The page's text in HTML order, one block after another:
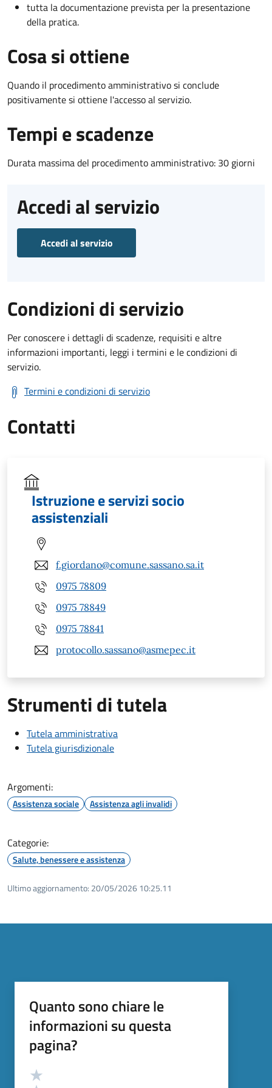
tutta la documentazione prevista per la presentazione
della pratica.
Cosa si ottiene
Quando il procedimento amministrativo si conclude
positivamente si ottiene l'accesso al servizio.
Tempi e scadenze
Durata massima del procedimento amministrativo: 30 giorni
Accedi al servizio
Accedi al servizio
Condizioni di servizio
Per conoscere i dettagli di scadenze, requisiti e altre
informazioni importanti, leggi i termini e le condizioni di
servizio.
Termini e condizioni di servizio
Contatti
Istruzione e servizi socio
assistenziali
f.giordano@comune.sassano.sa.it
0975 78809
0975 78849
0975 78841
protocollo.sassano@asmepec.it
Strumenti di tutela
Tutela amministrativa
Tutela giurisdizionale
Argomenti:
Assistenza sociale Assistenza agli invalidi
Categorie:
Salute, benessere e assistenza
Ultimo aggiornamento: 20/05/2026 10:25.11
Quanto sono chiare le
informazioni su questa
pagina?
Valutazione